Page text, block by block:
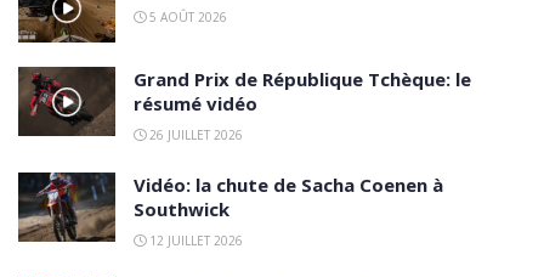
5 AOÛT 2026
Grand Prix de République Tchèque: le
résumé vidéo
26 JUILLET 2026
Vidéo: la chute de Sacha Coenen à
Southwick
12 JUILLET 2026